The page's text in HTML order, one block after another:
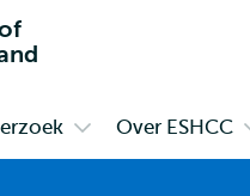
Over ESHCC